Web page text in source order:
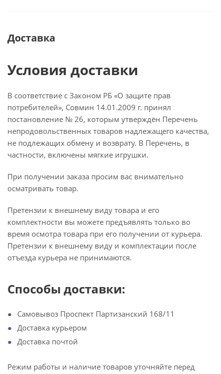
Доставка
Условия доставки
В соответствие с Законом РБ «О защите прав
потребителей», Совмин 14.01.2009 г. принял
постановление № 26, которым утверждён Перечень
непродовольственных товаров надлежащего качества,
не подлежащих обмену и возврату. В Перечень, в
частности, включены мягкие игрушки.
При получении заказа просим вас внимательно
осматривать товар.
Претензии к внешнему виду товара и его
комплектности вы можете предъявлять только во
время осмотра товара при его получении от курьера.
Претензии к внешнему виду и комплектации после
отъезда курьера не принимаются.
Способы доставки:
Самовывоз Проспект Партизанский 168/11
Доставка курьером
Доставка почтой
Режим работы и наличие товаров уточняйте перед